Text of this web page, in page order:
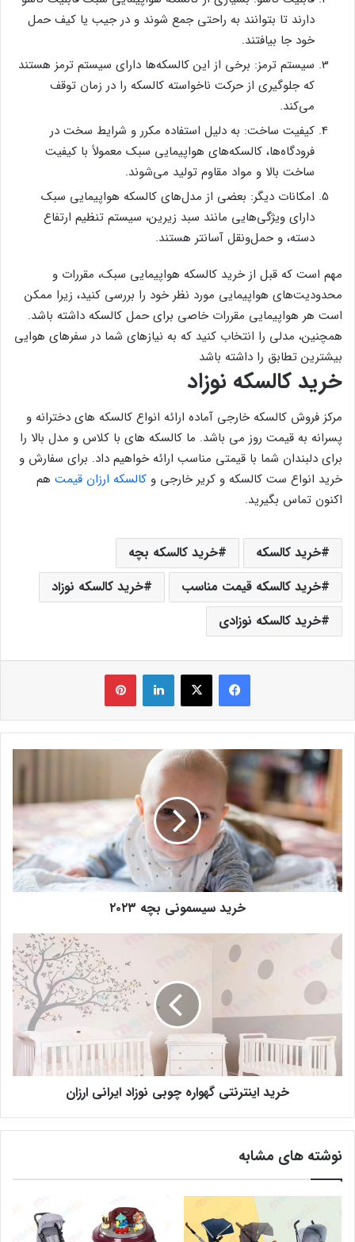
دارند تا بتوانند به راحتی جمع شوند و در جیب یا کیف حمل
خود جا بیافتند.
سیستم ترمز: برخی از این کالسکه‌ها دارای سیستم ترمز هستند
که جلوگیری از حرکت ناخواسته کالسکه را در زمان توقف
می‌کند.
کیفیت ساخت: به دلیل استفاده مکرر و شرایط سخت در
فرودگاه‌ها، کالسکه‌های هواپیمایی سبک معمولاً با کیفیت
ساخت بالا و مواد مقاوم تولید می‌شوند.
امکانات دیگر: بعضی از مدل‌های کالسکه هواپیمایی سبک
دارای ویژگی‌هایی مانند سبد زیرین، سیستم تنظیم ارتفاع
دسته، و حمل‌ونقل آسانتر هستند.
مهم است که قبل از خرید کالسکه هواپیمایی سبک، مقررات و
محدودیت‌های هواپیمایی مورد نظر خود را بررسی کنید، زیرا ممکن
است هر هواپیمایی مقررات خاصی برای حمل کالسکه داشته باشد.
همچنین، مدلی را انتخاب کنید که به نیازهای شما در سفرهای هوایی
بیشترین تطابق را داشته باشد
خرید کالسکه نوزاد
مرکز فروش کالسکه خارجی آماده ارائه انواع کالسکه های دخترانه و
پسرانه به قیمت روز می باشد. ما کالسکه های با کلاس و مدل بالا را
برای دلبندان شما با قیمتی مناسب ارائه خواهیم داد. برای سفارش و
خرید انواع ست کالسکه و کریر خارجی و کالسکه ارزان قیمت هم
اکنون تماس بگیرید.
خرید کالسکه
خرید کالسکه بچه
خرید کالسکه قیمت مناسب
خرید کالسکه نوزاد
خرید کالسکه نوزادی
فیس بوک X لینکدین ‫پین‌ترست
خرید سیسمونی بچه ۲۰۲۳
خرید اینترنتی گهواره چوبی نوزاد ایرانی ارزان
نوشته های مشابه